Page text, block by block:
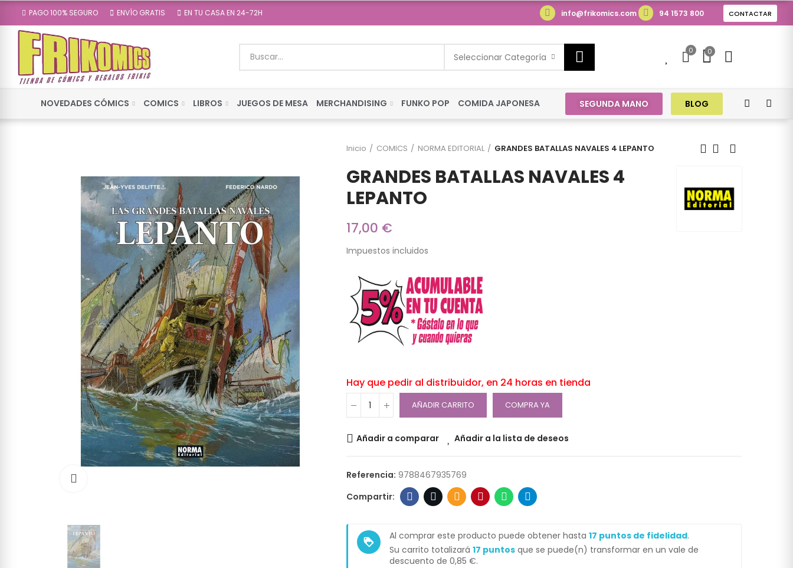
PAGO 100% SEGURO ENVÍO GRATIS EN TU CASA EN 24-72H info@frikomics.com 94 1573 800 CONTACTAR
Seleccionar Categoría
0 0
NOVEDADES CÓMICS COMICS LIBROS JUEGOS DE MESA MERCHANDISING FUNKO POP COMIDA JAPONESA SEGUNDA MANO BLOG
Inicio COMICS NORMA EDITORIAL GRANDES BATALLAS NAVALES 4 LEPANTO
GRANDES BATALLAS NAVALES 4
LEPANTO
17,00 €
Impuestos incluidos
Hay que pedir al distribuidor, en 24 horas en tienda
AÑADIR CARRITO COMPRA YA
Añadir a comparar Añadir a la lista de deseos
Referencia: 9788467935769
loyalty
Al comprar este producto puede obtener hasta 17 puntos de fidelidad.
Su carrito totalizará 17 puntos que se puede(n) transformar en un vale de
descuento de 0,85 €.